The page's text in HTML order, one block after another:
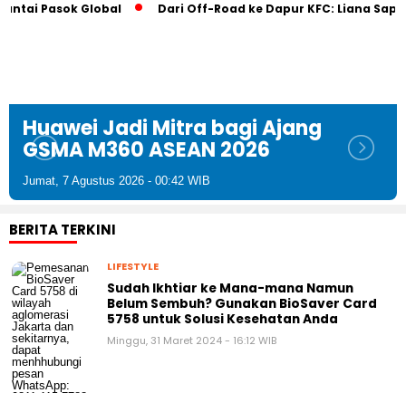
Global Dari Off-Road ke Dapur KFC: Liana Saputri Buat
Huawei Jadi Mitra bagi Ajang
GSMA M360 ASEAN 2026
Jumat, 7 Agustus 2026 - 00:42 WIB
BERITA TERKINI
LIFESTYLE
Sudah Ikhtiar ke Mana-mana Namun
Belum Sembuh? Gunakan BioSaver Card
5758 untuk Solusi Kesehatan Anda
Minggu, 31 Maret 2024 - 16:12 WIB